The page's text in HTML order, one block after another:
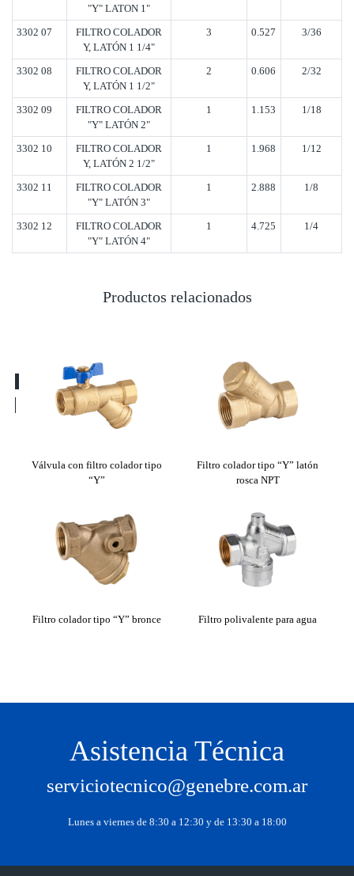
"Y" LATON 1"
3302 07
FILTRO COLADOR
Y, LATÓN 1 1/4"
3 0.527 3/36
3302 08
FILTRO COLADOR
Y, LATÓN 1 1/2"
2 0.606 2/32
3302 09
FILTRO COLADOR
"Y" LATÓN 2"
1 1.153 1/18
3302 10
FILTRO COLADOR
Y, LATÓN 2 1/2"
1 1.968 1/12
3302 11
FILTRO COLADOR
"Y" LATÓN 3"
1 2.888 1/8
3302 12
FILTRO COLADOR
"Y" LATÓN 4"
1 4.725 1/4
Productos relacionados
Válvula con filtro colador tipo
“Y”
Filtro colador tipo “Y” latón
rosca NPT
Filtro colador tipo “Y” bronce Filtro polivalente para agua
Asistencia Técnica
serviciotecnico@genebre.com.ar
Lunes a viernes de 8:30 a 12:30 y de 13:30 a 18:00